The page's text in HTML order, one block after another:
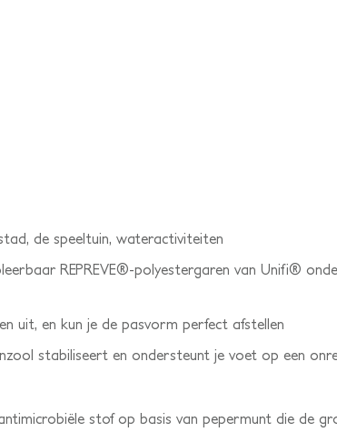
de speeltuin, wateractiviteiten
REPREVE®-polyestergaren van Unifi®
uit, en kun je de pasvorm perfect afstellen
stabiliseert en ondersteunt je voet op een
stof op basis van pepermunt die de